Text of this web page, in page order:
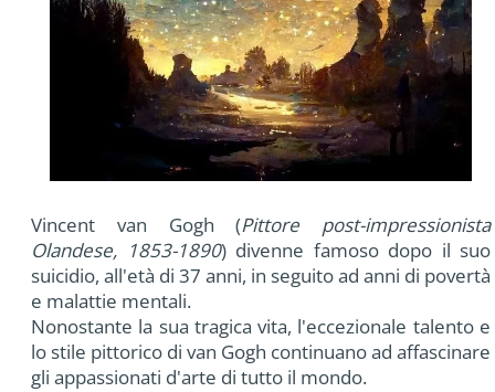
Vincent van Gogh (Pittore post-impressionista
Olandese, 1853-1890) divenne famoso dopo il suo
suicidio, all'età di 37 anni, in seguito ad anni di povertà
e malattie mentali.
Nonostante la sua tragica vita, l'eccezionale talento e
lo stile pittorico di van Gogh continuano ad affascinare
gli appassionati d'arte di tutto il mondo.